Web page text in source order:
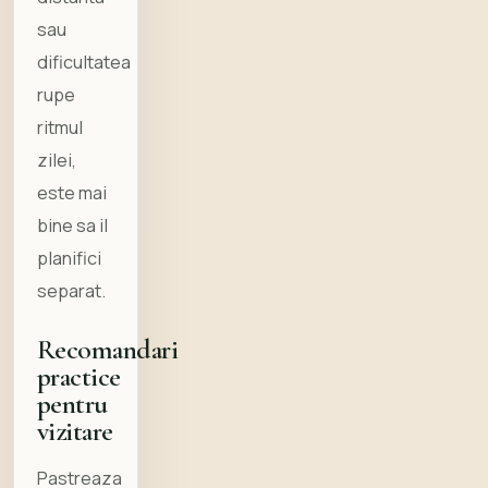
sau
dificultatea
rupe
ritmul
zilei,
este mai
bine sa il
planifici
separat.
Recomandari
practice
pentru
vizitare
Pastreaza